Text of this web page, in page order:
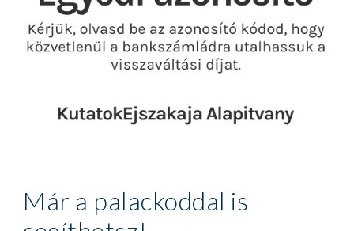
Már a palackoddal is